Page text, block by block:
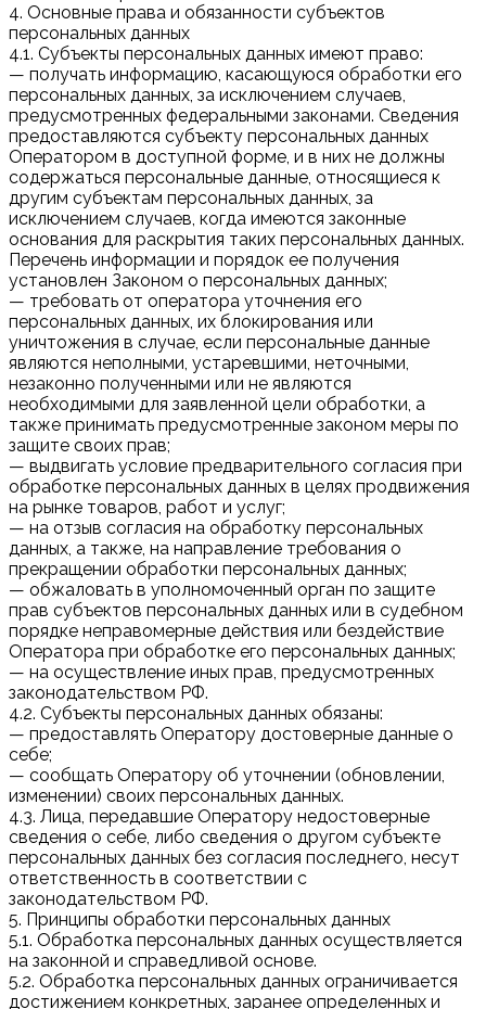
4. Основные права и обязанности субъектов
персональных данных
4.1. Субъекты персональных данных имеют право:
— получать информацию, касающуюся обработки его
персональных данных, за исключением случаев,
предусмотренных федеральными законами. Сведения
предоставляются субъекту персональных данных
Оператором в доступной форме, и в них не должны
содержаться персональные данные, относящиеся к
другим субъектам персональных данных, за
исключением случаев, когда имеются законные
основания для раскрытия таких персональных данных.
Перечень информации и порядок ее получения
установлен Законом о персональных данных;
— требовать от оператора уточнения его
персональных данных, их блокирования или
уничтожения в случае, если персональные данные
являются неполными, устаревшими, неточными,
незаконно полученными или не являются
необходимыми для заявленной цели обработки, а
также принимать предусмотренные законом меры по
защите своих прав;
— выдвигать условие предварительного согласия при
обработке персональных данных в целях продвижения
на рынке товаров, работ и услуг;
— на отзыв согласия на обработку персональных
данных, а также, на направление требования о
прекращении обработки персональных данных;
— обжаловать в уполномоченный орган по защите
прав субъектов персональных данных или в судебном
порядке неправомерные действия или бездействие
Оператора при обработке его персональных данных;
— на осуществление иных прав, предусмотренных
законодательством РФ.
4.2. Субъекты персональных данных обязаны:
— предоставлять Оператору достоверные данные о
себе;
— сообщать Оператору об уточнении (обновлении,
изменении) своих персональных данных.
4.3. Лица, передавшие Оператору недостоверные
сведения о себе, либо сведения о другом субъекте
персональных данных без согласия последнего, несут
ответственность в соответствии с
законодательством РФ.
5. Принципы обработки персональных данных
5.1. Обработка персональных данных осуществляется
на законной и справедливой основе.
5.2. Обработка персональных данных ограничивается
достижением конкретных, заранее определенных и